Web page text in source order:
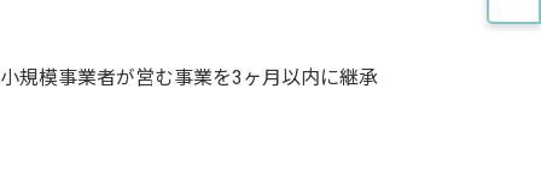
規模事業者が営む事業を3ヶ月以内に継承